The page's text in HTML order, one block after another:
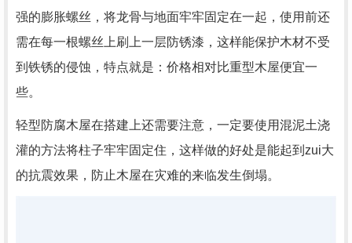
强的膨胀螺丝，将龙骨与地面牢牢固定在一起，使用前还
需在每一根螺丝上刷上一层防锈漆，这样能保护木材不受
到铁锈的侵蚀，特点就是：价格相对比重型木屋便宜一
些。
轻型防腐木屋在搭建上还需要注意，一定要使用混泥土浇
灌的方法将柱子牢牢固定住，这样做的好处是能起到zui大
的抗震效果，防止木屋在灾难的来临发生倒塌。